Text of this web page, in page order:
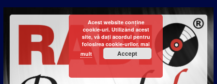
Acest website conține
cookie-uri. Utilizând acest
site, vă dați acordul pentru
folosirea cookie-urilor. mai
mult
Accept